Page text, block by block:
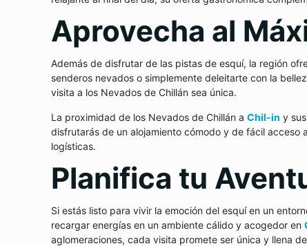
Aprovecha al
Además de disfrutar de las pistas de esquí, la región
senderos nevados o simplemente deleitarte con la
visita a los Nevados de Chillán sea única.
La proximidad de los Nevados de Chillán aChil-in y
disfrutarás de un alojamiento cómodo y de fácil
logísticas.
Planifica tu
Si estás listo para vivir la emoción del esquí en un
recargar energías en un ambiente cálido y acogedor en
aglomeraciones, cada visita promete ser única y llena